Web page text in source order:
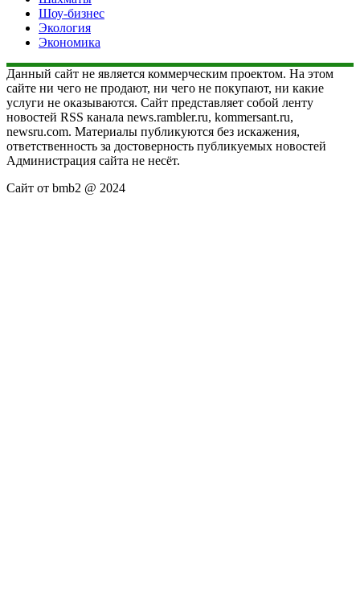
Шоу-бизнес
Экология
Экономика
Данный сайт не является коммерческим проектом. На этом
сайте ни чего не продают, ни чего не покупают, ни какие
услуги не оказываются. Сайт представляет собой ленту
новостей RSS канала news.rambler.ru, kommersant.ru,
newsru.com. Материалы публикуются без искажения,
ответственность за достоверность публикуемых новостей
Администрация сайта не несёт.
Сайт от bmb2 @ 2024